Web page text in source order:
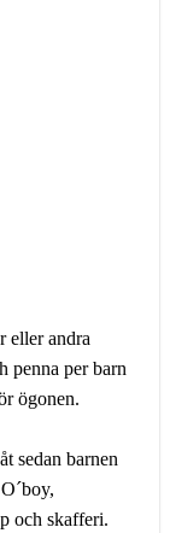
eller andra
penna per barn
ögonen.
sedan barnen
och skafferi.